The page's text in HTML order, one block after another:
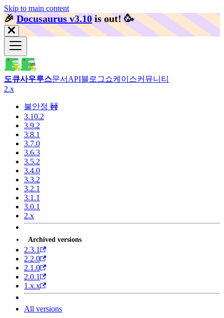
Skip to main content
🎉️Docusaurus v3.10 is out! 🥳️
도큐사우루스문서 API블로그쇼케이스커뮤니티
2.x
불안정 🚧
3.10.2
3.9.2
3.8.1
3.7.0
3.6.3
3.5.2
3.4.0
3.3.2
3.2.1
3.1.1
3.0.1
2.x
Archived versions
2.3.1
2.2.0
2.1.0
2.0.1
1.x.x
All versions